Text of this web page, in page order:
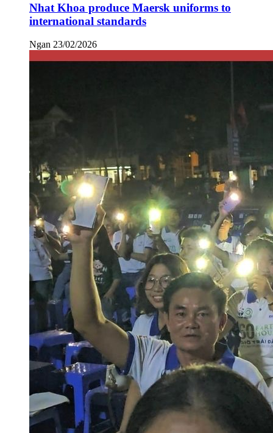
Nhat Khoa produce Maersk uniforms to
international standards
Ngan 23/02/2026